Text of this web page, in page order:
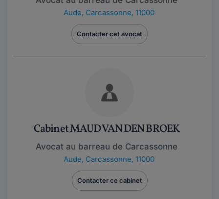
Aude, Carcassonne, 11000
Contacter cet avocat
Cabinet MAUD VAN DEN BROEK
Avocat au barreau de Carcassonne
Aude, Carcassonne, 11000
Contacter ce cabinet